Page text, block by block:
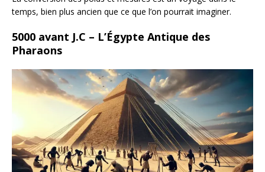
temps, bien plus ancien que ce que l’on pourrait imaginer.
5000 avant J.C – L’Égypte Antique des
Pharaons